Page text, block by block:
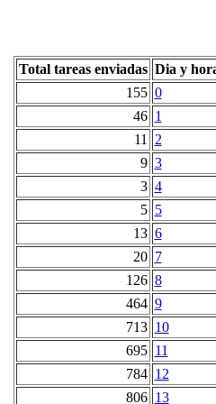
Total tareas enviadas Dia y
155 0
46 1
11
2
9 3
3 4
5 5
13 6
20 7
126 8
464 9
713 10
695 11
784 12
806 13